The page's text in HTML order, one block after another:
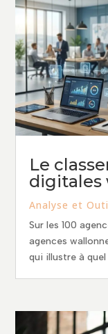
Le
digitales
Analyse et
Sur les 100
agences
qui illustre à